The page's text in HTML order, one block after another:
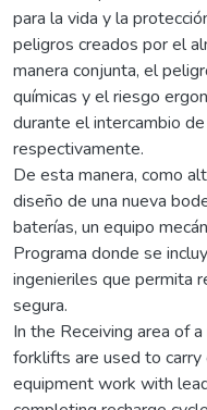
para la vida y la
peligros creados por el
manera conjunta, el
químicas y el riesgo
durante el intercambio
respectivamente.
De esta manera, como
diseño de una nueva
baterías, un equipo
Programa donde se
ingenieriles que permita
segura.
In the Receiving area of
forklifts are used to
equipment work with